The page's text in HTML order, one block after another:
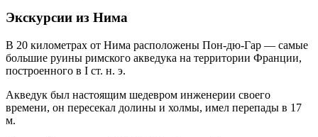
Экскурсии из Нима
В 20 километрах от Нима расположены Пон-дю-Гар — самые
большие руины римского акведука на территории Франции,
построенного в I ст. н. э.
Акведук был настоящим шедевром инженерии своего
времени, он пересекал долины и холмы, имел перепады в 17
м.